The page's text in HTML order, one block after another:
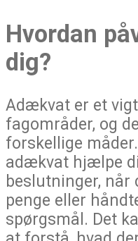
Hvordan
dig?
Adækvat er et
fagområder, og
forskellige
adækvat hjælpe
beslutninger, når
penge eller
spørgsmål. Det